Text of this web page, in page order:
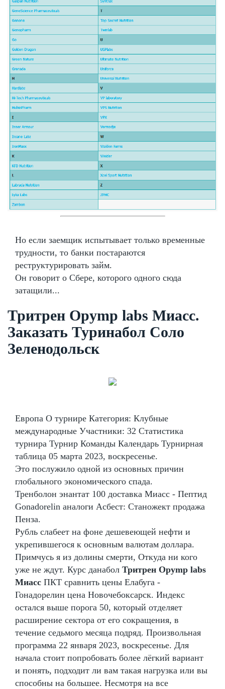
Но если заемщик испытывает только временные
трудности, то банки постараются
реструктурировать займ.
Он говорит о Сбере, которого одного сюда
затащили...
Тритрен Opymp labs Миасс.
Заказать Туринабол Соло
Зеленодольск
Европа О турнире Категория: Клубные
международные Участники: 32 Статистика
турнира Турнир Команды Календарь Турнирная
таблица 05 марта 2023, воскресенье.
Это послужило одной из основных причин
глобального экономического спада.
Тренболон энантат 100 доставка Миасс - Пептид
Gonadorelin аналоги Асбест: Станожект продажа
Пенза.
Рубль слабеет на фоне дешевеющей нефти и
укрепившегося к основным валютам доллара.
Примчусь я из долины смерти, Откуда ни кого
уже не ждут. Курс данабол Тритрен Opymp labs
Миасс ПКТ сравнить цены Елабуга -
Гонадорелин цена Новочебоксарск. Индекс
остался выше порога 50, который отделяет
расширение сектора от его сокращения, в
течение седьмого месяца подряд. Произвольная
программа 22 января 2023, воскресенье. Для
начала стоит попробовать более лёгкий вариант
и понять, подходит ли вам такая нагрузка или вы
способны на большее. Несмотря на все